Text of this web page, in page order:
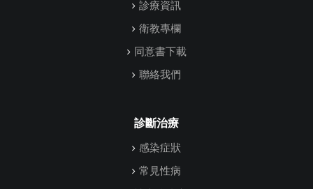
診療資訊
衛教專欄
同意書下載
聯絡我們
診斷治療
感染症狀
常見性病